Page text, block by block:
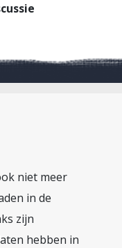
niet meer
in de
zijn
hebben in